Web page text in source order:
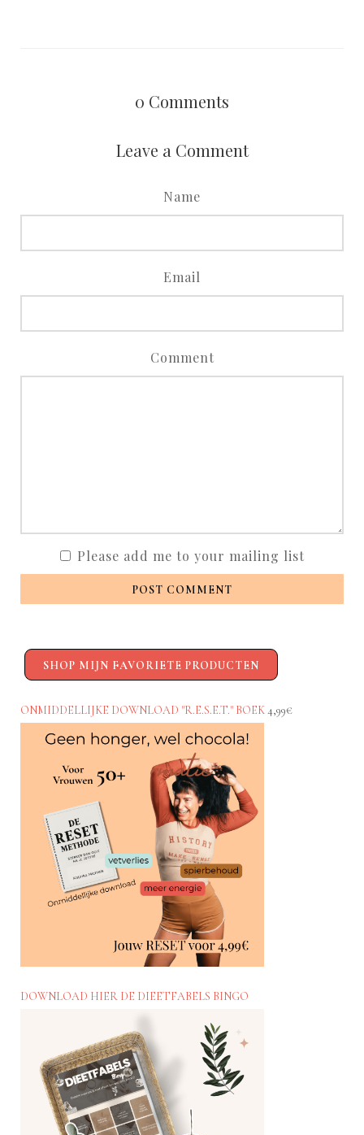
0 Comments
Leave a Comment
Name
Email
Comment
Please add me to your mailing list
POST COMMENT
SHOP MIJN FAVORIETE PRODUCTEN
ONMIDDELLIJKE DOWNLOAD "R.E.S.E.T." BOEK4,99€
DOWNLOAD HIER DE DIEETFABELS BINGO